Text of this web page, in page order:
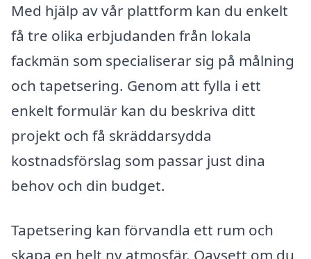
Med hjälp av vår plattform kan du enkelt
få tre olika erbjudanden från lokala
fackmän som specialiserar sig på målning
och tapetsering. Genom att fylla i ett
enkelt formulär kan du beskriva ditt
projekt och få skräddarsydda
kostnadsförslag som passar just dina
behov och din budget.
Tapetsering kan förvandla ett rum och
skapa en helt ny atmosfär. Oavsett om du